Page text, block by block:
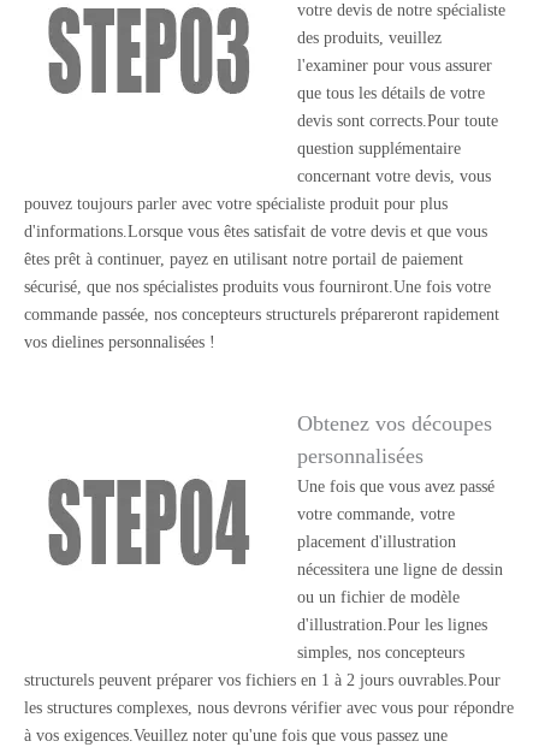
votre devis de notre spécialiste
des produits, veuillez
l'examiner pour vous assurer
que tous les détails de votre
devis sont corrects.Pour toute
question supplémentaire
concernant votre devis, vous
pouvez toujours parler avec votre spécialiste produit pour plus
d'informations.Lorsque vous êtes satisfait de votre devis et que vous
êtes prêt à continuer, payez en utilisant notre portail de paiement
sécurisé, que nos spécialistes produits vous fourniront.Une fois votre
commande passée, nos concepteurs structurels prépareront rapidement
vos dielines personnalisées !
Obtenez vos découpes
personnalisées
Une fois que vous avez passé
votre commande, votre
placement d'illustration
nécessitera une ligne de dessin
ou un fichier de modèle
d'illustration.Pour les lignes
simples, nos concepteurs
structurels peuvent préparer vos fichiers en 1 à 2 jours ouvrables.Pour
les structures complexes, nous devrons vérifier avec vous pour répondre
à vos exigences.Veuillez noter qu'une fois que vous passez une